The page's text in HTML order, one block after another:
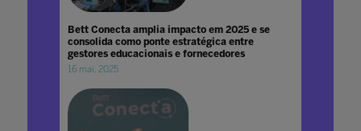
Bett Conecta amplia impacto em 2025 e se
consolida como ponte estratégica entre
gestores educacionais e fornecedores
16 mai. 2025